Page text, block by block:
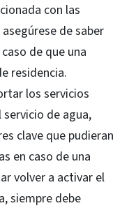
con las
de saber
de que una
residencia.
los servicios
de agua,
clave que pudieran
en caso de una
volver a activar el
siempre debe